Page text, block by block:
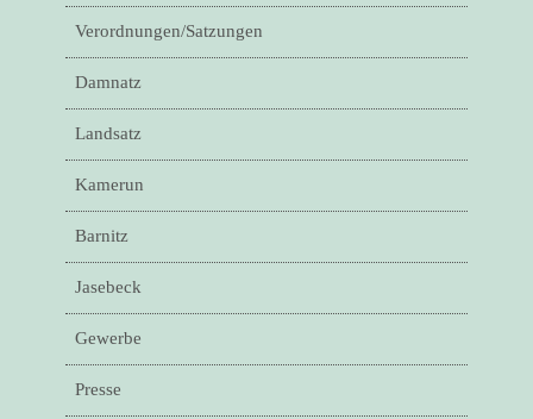
Verordnungen/Satzungen
Damnatz
Landsatz
Kamerun
Barnitz
Jasebeck
Gewerbe
Presse